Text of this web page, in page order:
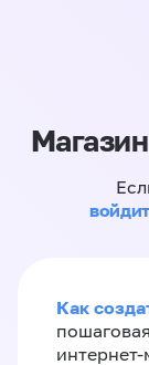
Как
интернет-